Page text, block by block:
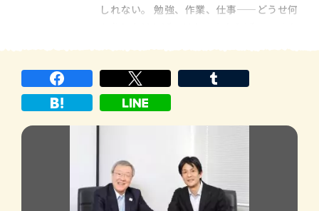
しれない。 勉強、作業、仕事――どうせ何
体は何ですか？」（出口） ■「じつは“鈍感
であること”で […]